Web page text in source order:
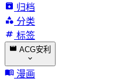
归档
分类
标签
ACG安利
漫画